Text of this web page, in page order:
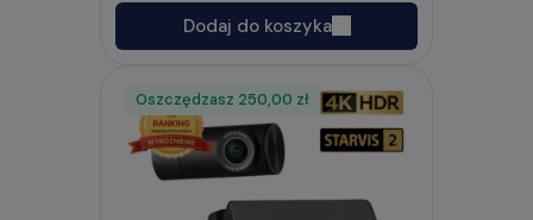
Dodaj do koszyka
Oszczędzasz 250,00 zł
Rabat